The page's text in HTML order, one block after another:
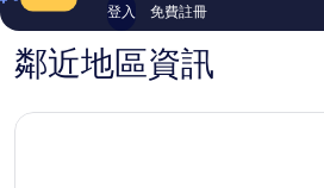
登入 免費註冊
鄰近地區資訊